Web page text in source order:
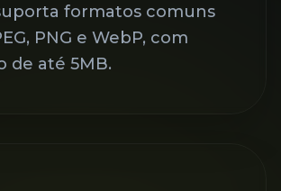
formatos comuns
PNG e WebP, com
de até 5MB.